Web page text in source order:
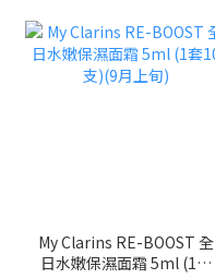
My Clarins RE-BOOST 全
日水嫩保濕面霜 5ml (1套